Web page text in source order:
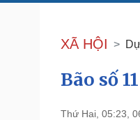
Đảng
Tổ chức nhân sự
Nhận diện sự
XÃ HỘI
Bão số
Thứ Hai, 05:23,